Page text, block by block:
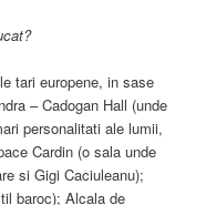
tari europene, in sase
– Cadogan Hall (unde
personalitati ale lumii,
Cardin (o sala unde
si Gigi Caciuleanu);
baroc); Alcala de